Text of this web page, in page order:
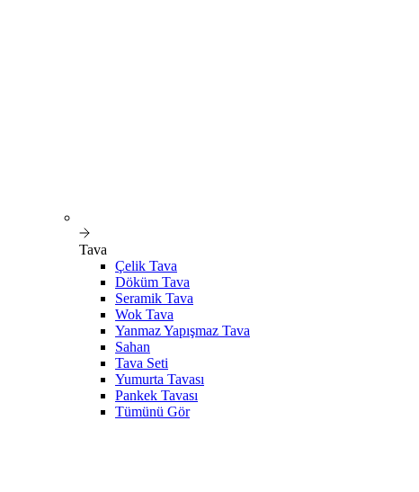
Tava
Çelik Tava
Döküm Tava
Seramik Tava
Wok Tava
Yanmaz Yapışmaz Tava
Sahan
Tava Seti
Yumurta Tavası
Pankek Tavası
Tümünü Gör